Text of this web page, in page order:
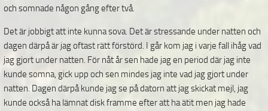
och somnade någon gång efter två.
Det är jobbigt att inte kunna sova. Det är stressande under natten och
dagen därpå är jag oftast rätt förstörd. I går kom jag i varje fall ihåg vad
jag gjort under natten. För nåt år sen hade jag en period där jag inte
kunde somna, gick upp och sen mindes jag inte vad jag gjort under
natten. Dagen därpå kunde jag se på datorn att jag skickat mejl, jag
kunde också ha lämnat disk framme efter att ha ätit men jag hade